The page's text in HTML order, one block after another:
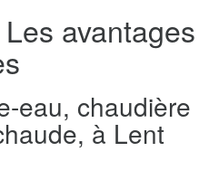
avantages
eau, chaudière
à Lent